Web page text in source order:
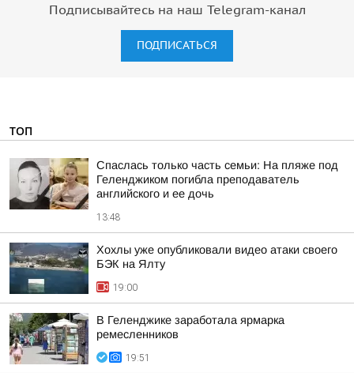
Подписывайтесь на наш Telegram-канал
ПОДПИСАТЬСЯ
ТОП
Спаслась только часть семьи: На пляже под
Геленджиком погибла преподаватель
английского и ее дочь
13:48
Хохлы уже опубликовали видео атаки своего
БЭК на Ялту
19:00
В Геленджике заработала ярмарка
ремесленников
19:51